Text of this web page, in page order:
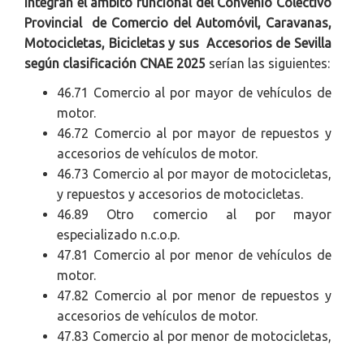
Provincial de Comercio del Automóvil, Caravanas,
Motocicletas, Bicicletas y sus Accesorios de Sevilla
según clasificación CNAE 2025 serían las siguientes:
46.71 Comercio al por mayor de vehículos de
motor.
46.72 Comercio al por mayor de repuestos y
accesorios de vehículos de motor.
46.73 Comercio al por mayor de motocicletas,
y repuestos y accesorios de motocicletas.
46.89 Otro comercio al por mayor
especializado n.c.o.p.
47.81 Comercio al por menor de vehículos de
motor.
47.82 Comercio al por menor de repuestos y
accesorios de vehículos de motor.
47.83 Comercio al por menor de motocicletas,